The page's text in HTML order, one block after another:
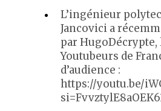
L’ingénieur
Jancovici a
par HugoDécrypte,
Youtubeurs de
d’audience :
https://youtu.be/